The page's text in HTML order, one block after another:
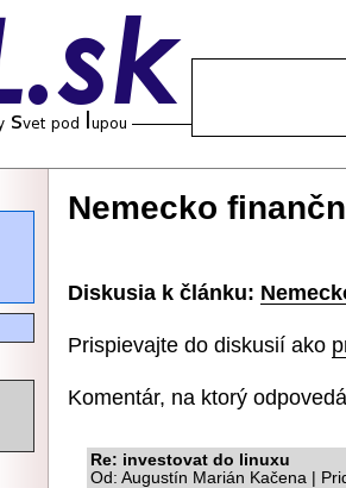
Nemecko
Diskusia k článku:
Prispievajte do diskusií ako
Komentár, na ktorý
Re: investovat do linuxu
Od: Augustín Marián Kačena |